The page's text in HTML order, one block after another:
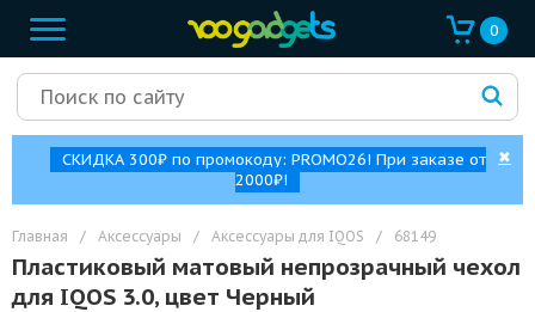
0
СКИДКА 300₽ по промокоду: PROMO26! При заказе от
2000₽!
✖
Главная / Аксессуары / Аксессуары для IQOS / 68149
Пластиковый матовый непрозрачный чехол
для IQOS 3.0, цвет Черный